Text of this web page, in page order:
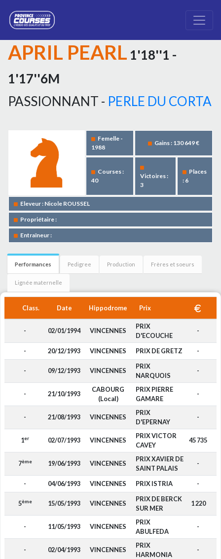
APRIL PEARL 1'18''1 -
1'17''6M
PASSIONNANT - PERLE DU CORTA
Femelle -
1988
Gains : 130 649 €
Courses :
40
Victoires :
3
Places
: 6
Eleveur : Nicole ROUSSEL
Propriétaire :
Entraîneur :
Performances Pedigree Production Frères et soeurs
Lignée maternelle
Class. Date Hippodrome Prix
- 02/01/1994 VINCENNES
PRIX
D'ECOUCHE
-
- 20/12/1993 VINCENNES PRIX DE GRETZ -
- 09/12/1993 VINCENNES
PRIX
NARQUOIS
-
- 21/10/1993
CABOURG
(Local)
PRIX PIERRE
GAMARE
-
- 21/08/1993 VINCENNES
PRIX
D'EPERNAY
-
1er 02/07/1993 VINCENNES
PRIX VICTOR
CAVEY
45 735
7ème 19/06/1993 VINCENNES
PRIX XAVIER DE
SAINT PALAIS
-
- 04/06/1993 VINCENNES PRIX ISTRIA -
5ème 15/05/1993 VINCENNES
PRIX DE BERCK
SUR MER
1 220
- 11/05/1993 VINCENNES
PRIX
ABULFEDA
-
- 02/04/1993 VINCENNES
PRIX
HARMONIA
-